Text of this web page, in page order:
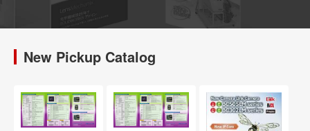
New Pickup Catalog